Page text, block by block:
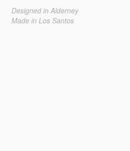
Designed in Alderney
Made in Los Santos